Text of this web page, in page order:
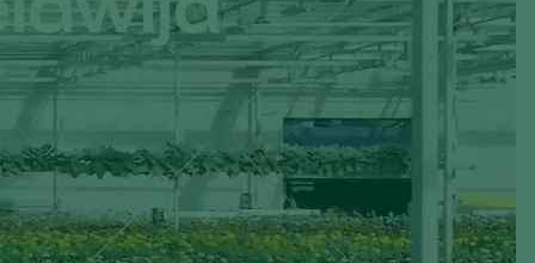
Canada (English)
Canada (French)
Finland (Finnish)
Finland (Swedish)
France